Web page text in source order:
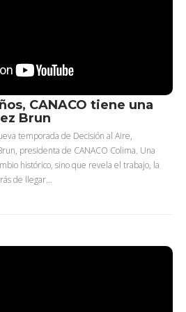
CANACO tiene una
Brun
temporada de Decisión al Aire,
presidenta de CANACO Colima. Una
histórico, sino que revela el trabajo, la
de llegar…